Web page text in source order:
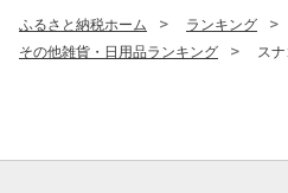
ふるさと納税ホーム ランキング
その他雑貨・日用品ランキング
ス